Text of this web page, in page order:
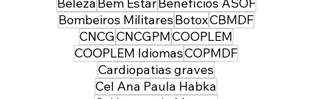
Bombeiros MilitaresBotoxCBMDF
CNCGCNCGPMCOOPLEM
COOPLEM IdiomasCOPMDF
Cardiopatias graves
Cel Ana Paula Habka